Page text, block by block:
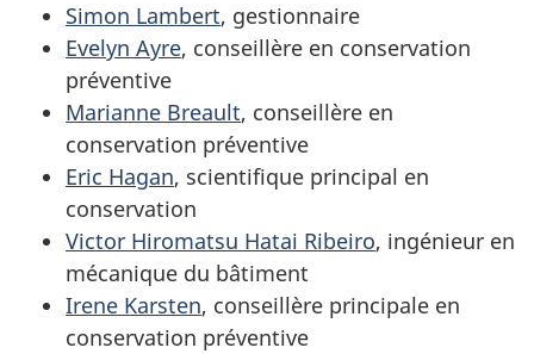
Simon Lambert, gestionnaire
Evelyn Ayre, conseillère en conservation
préventive
Marianne Breault, conseillère en
conservation préventive
Eric Hagan, scientifique principal en
conservation
Victor Hiromatsu Hatai Ribeiro, ingénieur en
mécanique du bâtiment
Irene Karsten, conseillère principale en
conservation préventive